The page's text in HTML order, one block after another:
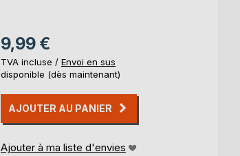
9,99 €
TVA incluse / Envoi en sus
disponible (dès maintenant)
AJOUTER AU PANIER
Ajouter à ma liste d'envies